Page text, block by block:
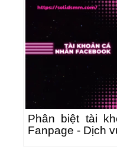
Phân biệt tài
Fanpage - Dịch